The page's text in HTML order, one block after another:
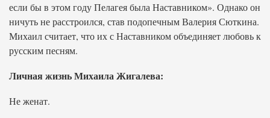
если бы в этом году Пелагея была Наставником». Однако он
ничуть не расстроился, став подопечным Валерия Сюткина.
Михаил считает, что их с Наставником объединяет любовь к
русским песням.
Личная жизнь Михаила Жигалева:
Не женат.